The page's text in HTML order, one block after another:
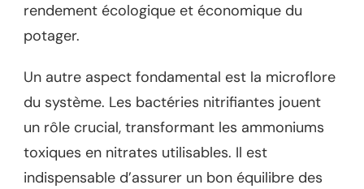
rendement écologique et économique du
potager.
Un autre aspect fondamental est la microflore
du système. Les bactéries nitrifiantes jouent
un rôle crucial, transformant les ammoniums
toxiques en nitrates utilisables. Il est
indispensable d’assurer un bon équilibre des